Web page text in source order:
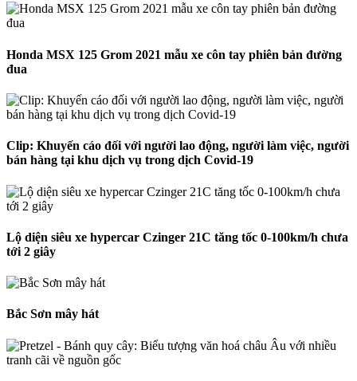
Honda MSX 125 Grom 2021 mẫu xe côn tay phiên bản đường
đua
Clip: Khuyến cáo đối với người lao động, người làm việc, người
bán hàng tại khu dịch vụ trong dịch Covid-19
Lộ diện siêu xe hypercar Czinger 21C tăng tốc 0-100km/h chưa
tới 2 giây
Bắc Sơn mây hát